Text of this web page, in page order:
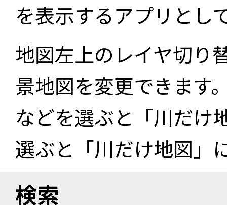
を表示するアプリとし
地図左上のレイヤ切り
景地図を変更できます
などを選ぶと「川だけ
選ぶと「川だけ地図」
検索